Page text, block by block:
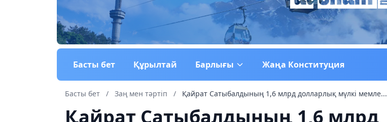
Басты бет Құрылтай Барлығы Жаңа Конституция
Басты бет / Заң мен тəртіп / Қайрат Сатыбалдының 1,6 млрд долларлық мүлкі мемле...
Қайрат Сатыбалдының 1,6 млрд